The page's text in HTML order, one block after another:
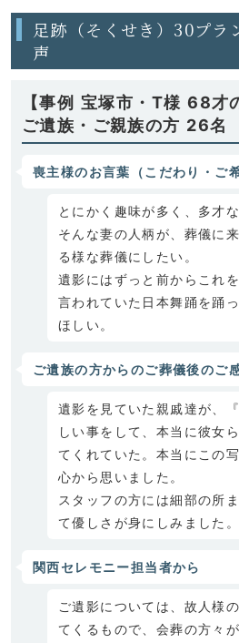
足跡（そくせき）30プラ
声
【事例 宝塚市・T様 68才
ご遺族・ご親族の方 26名
喪主様のお言葉（こだわり・ご
とにかく趣味が多く、多才な
そんな妻の人柄が、葬儀に
る様な葬儀にしたい。
遺影にはずっと前からこれ
言われていた日本舞踊を踊
ほしい。
ご遺族の方からのご葬儀後のご
遺影を見ていた親戚達が、
しい事をして、本当に彼女
てくれていた。本当にこの
心から思いました。
スタッフの方には細部の所
て優しさが身にしみました
関西セレモニー担当者から
ご遺影については、故人様
てくるもので、会葬の方々